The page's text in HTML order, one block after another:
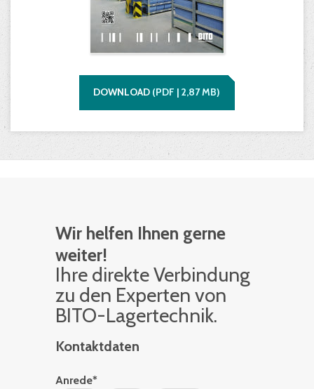
DOWNLOAD (PDF | 2,87MB)
Wir helfen Ihnen gerne
weiter!
Ihre di­rek­te Ver­bin­dung
zu den Ex­per­ten von
BITO-La­ger­tech­nik.
Kontaktdaten
Anrede*